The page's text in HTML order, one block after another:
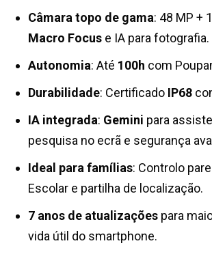
Câmara topo de gama: 48 MP +
Macro Focus e IA para fotografia.
Autonomia: Até 100h com
Durabilidade: Certificado IP68
IA integrada: Gemini para
pesquisa no ecrã e segurança
Ideal para famílias: Controlo
Escolar e partilha de localização.
7 anos de atualizações para
vida útil do smartphone.